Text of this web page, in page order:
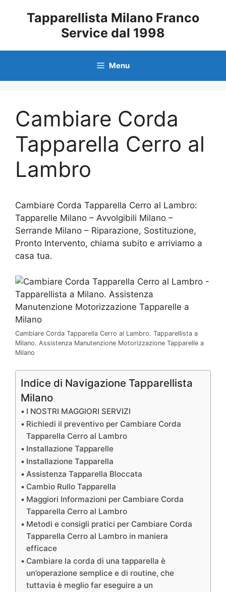
Tapparellista Milano Franco
Service dal 1998
Menu
Cambiare Corda
Tapparella Cerro al
Lambro
Cambiare Corda Tapparella Cerro al Lambro:
Tapparelle Milano – Avvolgibili Milano –
Serrande Milano – Riparazione, Sostituzione,
Pronto Intervento, chiama subito e arriviamo a
casa tua.
Cambiare Corda Tapparella Cerro al Lambro. Tapparellista a
Milano. Assistenza Manutenzione Motorizzazione Tapparelle a
Milano
Indice di Navigazione Tapparellista
Milano
I NOSTRI MAGGIORI SERVIZI
Richiedi il preventivo per Cambiare Corda
Tapparella Cerro al Lambro
Installazione Tapparelle
Installazione Tapparella
Assistenza Tapparella Bloccata
Cambio Rullo Tapparella
Maggiori Informazioni per Cambiare Corda
Tapparella Cerro al Lambro
Metodi e consigli pratici per Cambiare Corda
Tapparella Cerro al Lambro in maniera
efficace
Cambiare la corda di una tapparella è
un’operazione semplice e di routine, che
tuttavia è meglio far eseguire a un